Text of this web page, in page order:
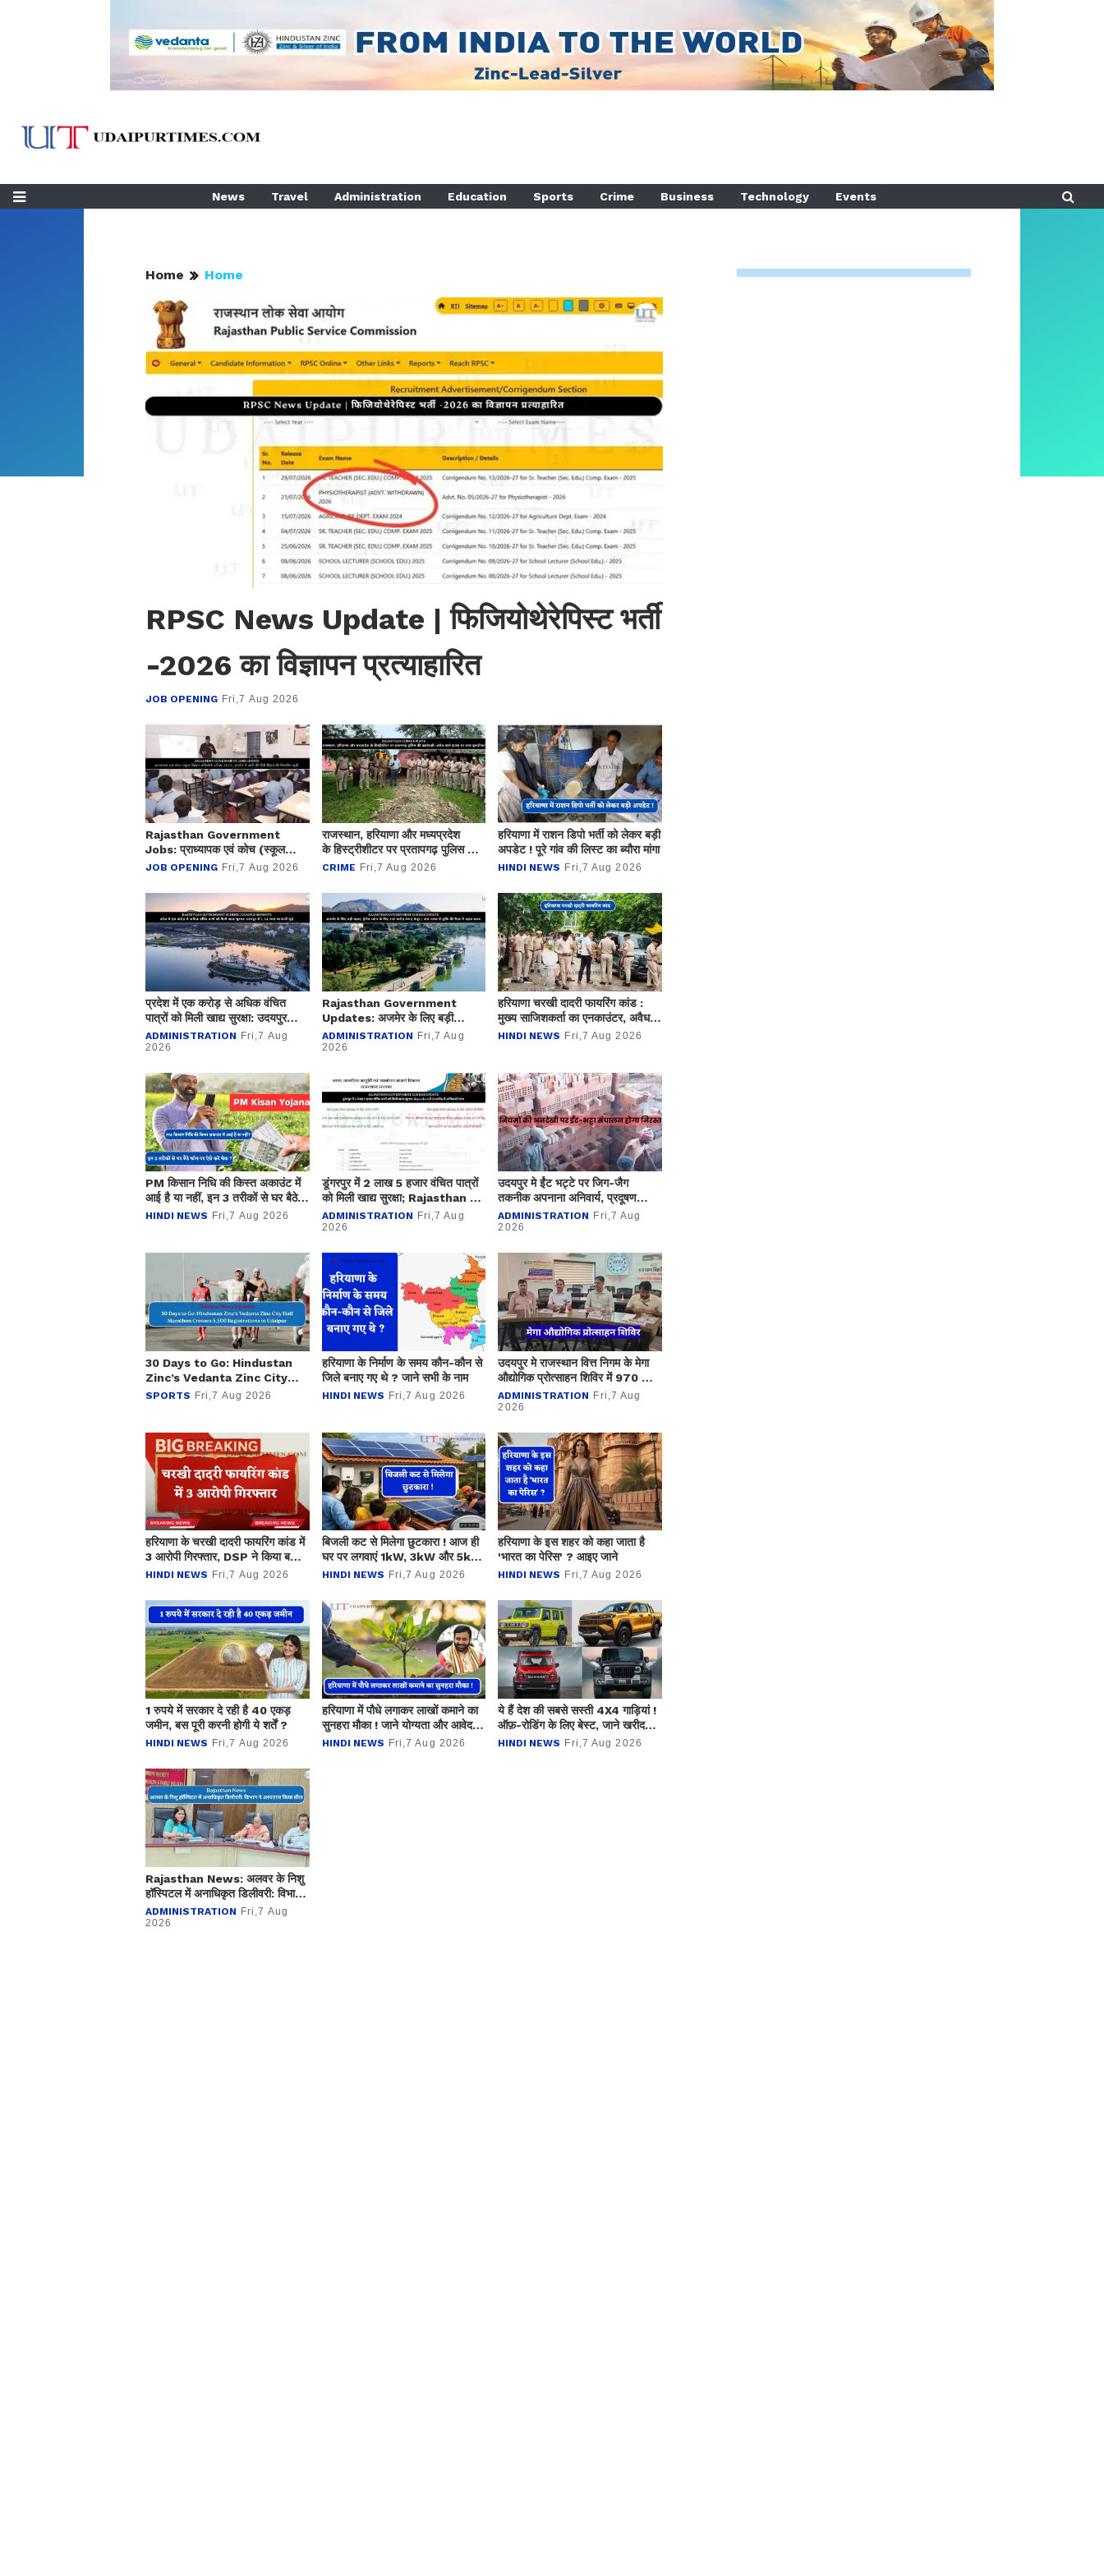
News Travel Administration Education Sports Crime Business Technology Events
Home Home
RPSC News Update | फिजियोथेरेपिस्ट भर्ती
-2026 का विज्ञापन प्रत्याहारित
JOB OPENING Fri,7 Aug 2026
Rajasthan Government
Jobs: प्राध्यापक एवं कोच (स्कूल
शिक्षा) प्रतियोगी परीक्षा-2025, आयोग
JOB OPENING Fri,7 Aug 2026
राजस्थान, हरियाणा और मध्यप्रदेश
के हिस्ट्रीशीटर पर प्रतापगढ़ पुलिस की
कार्यवाही: अवैध फार्म हाउस पर चला
CRIME Fri,7 Aug 2026
हरियाणा में राशन डिपो भर्ती को लेकर बड़ी
अपडेट ! पूरे गांव की लिस्ट का ब्यौरा मांगा
HINDI NEWS Fri,7 Aug 2026
प्रदेश में एक करोड़ से अधिक वंचित
पात्रों को मिली खाद्य सुरक्षा: उदयपुर
में 2.54 लाख लाभार्थी जुड़े
ADMINISTRATION Fri,7 Aug
2026
Rajasthan Government
Updates: अजमेर के लिए बड़ी
खबर; ड्रेनेज प्लान के लिए 150 करोड़
रूपए मंजूर
ADMINISTRATION Fri,7 Aug
2026
हरियाणा चरखी दादरी फायरिंग कांड :
मुख्य साजिशकर्ता का एनकाउंटर, अवैध
हथियार सहित दो अन्य आरोपी गिरफ्तार
HINDI NEWS Fri,7 Aug 2026
PM किसान निधि की किस्त अकाउंट में
आई है या नहीं, इन 3 तरीकों से घर बैठे
फोन करें चेक ?
HINDI NEWS Fri,7 Aug 2026
डूंगरपुर में 2 लाख 5 हजार वंचित पात्रों
को मिली खाद्य सुरक्षा; Rajasthan में
01 करोड़ से अधिकको लाभ
ADMINISTRATION Fri,7 Aug
2026
उदयपुर मे ईंट भट्टे पर जिग-जैग
तकनीक अपनाना अनिवार्य, प्रदूषण
नियंत्रण मण्डल ने कसा शिकंजा
ADMINISTRATION Fri,7 Aug
2026
30 Days to Go: Hindustan
Zinc’s Vedanta Zinc City
Half Marathon Crosses
SPORTS Fri,7 Aug 2026
हरियाणा के निर्माण के समय कौन-कौन से
जिले बनाए गए थे ? जाने सभी के नाम
HINDI NEWS Fri,7 Aug 2026
उदयपुर मे राजस्थान वित्त निगम के मेगा
औद्योगिक प्रोत्साहन शिविर में 970 लाख
के ऋण आवेदन प्राप्त
ADMINISTRATION Fri,7 Aug
2026
हरियाणा के चरखी दादरी फायरिंग कांड में
3 आरोपी गिरफ्तार, DSP ने किया बड़ा
खुलासा
HINDI NEWS Fri,7 Aug 2026
बिजली कट से मिलेगा छुटकारा ! आज ही
घर पर लगवाएं 1kW, 3kW और 5kW
ऑफ-ग्रिड सोलर सिस्टम, जाने कीमत ?
HINDI NEWS Fri,7 Aug 2026
हरियाणा के इस शहर को कहा जाता है
'भारत का पेरिस' ? आइए जाने
HINDI NEWS Fri,7 Aug 2026
1 रुपये में सरकार दे रही है 40 एकड़
जमीन, बस पूरी करनी होगी ये शर्तें ?
HINDI NEWS Fri,7 Aug 2026
हरियाणा में पौधे लगाकर लाखों कमाने का
सुनहरा मौका ! जाने योग्यता और आवेदन
का तरीका ?
HINDI NEWS Fri,7 Aug 2026
ये हैं देश की सबसे सस्ती 4X4 गाड़ियां !
ऑफ़-रोडिंग के लिए बेस्ट, जाने खरीदना
कितना रहेगा फायदेमंद ?
HINDI NEWS Fri,7 Aug 2026
Rajasthan News: अलवर के निशु
हॉस्पिटल में अनाधिकृत डिलीवरी: विभाग
ने अस्पताल किया सील
ADMINISTRATION Fri,7 Aug
2026